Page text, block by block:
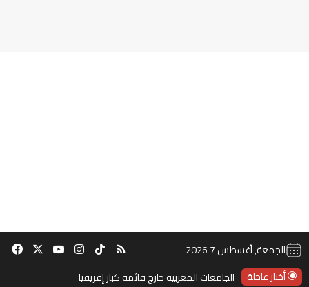
الجمعة, أغسطس 7 2026 ‫YouTubeانستقرام‫TikTok
ملخص الموقع RSS
أخبار عاجلة الجامعات المغربية خارج قائمة كبار إفريقيا